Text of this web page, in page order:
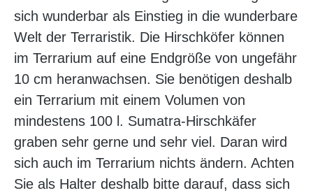
sich wunderbar als Einstieg in die wunderbare
Welt der Terraristik. Die Hirschköfer können
im Terrarium auf eine Endgröße von ungefähr
10 cm heranwachsen. Sie benötigen deshalb
ein Terrarium mit einem Volumen von
mindestens 100 l. Sumatra-Hirschkäfer
graben sehr gerne und sehr viel. Daran wird
sich auch im Terrarium nichts ändern. Achten
Sie als Halter deshalb bitte darauf, dass sich